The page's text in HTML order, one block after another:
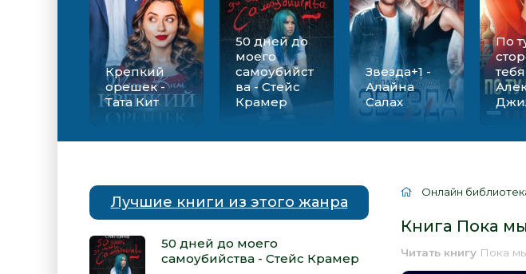
Крепкий
орешек -
Тата Кит
50 дней до
моего
самоубийст
ва - Стейс
Крамер
Звезда+1 -
Алайна
Салах
По
Лучшие книги из этого жанра
50 дней до моего
самоубийства - Стейс Крамер
Онлайн
Книга Пока
Читать книгу Пока